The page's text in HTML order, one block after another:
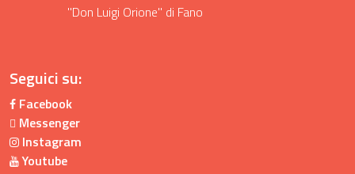
"Don Luigi Orione" di Fano
Seguici su:
Facebook
Messenger
Instagram
Youtube